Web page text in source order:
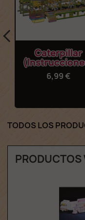
Caterpillar
6,99 €
TODOS LOS
PRODUCTOS